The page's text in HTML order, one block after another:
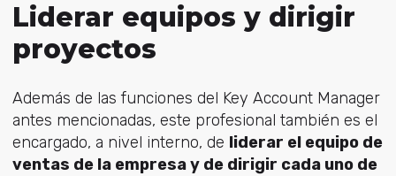
Liderar equipos y dirigir
proyectos
Además de las funciones del Key Account Manager
antes mencionadas, este profesional también es el
encargado, a nivel interno, de liderar el equipo de
ventas de la empresa y de dirigir cada uno de